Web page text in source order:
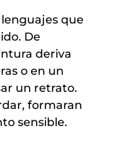
que
De
deriva
o en un
un retrato.
formaran
sensible.